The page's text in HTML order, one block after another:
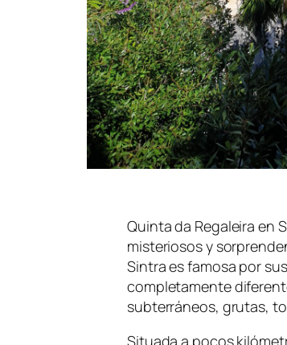
Quinta da Regaleira en
misteriosos y
Sintra es famosa por
completamente
subterráneos, grutas,
Situada a pocos